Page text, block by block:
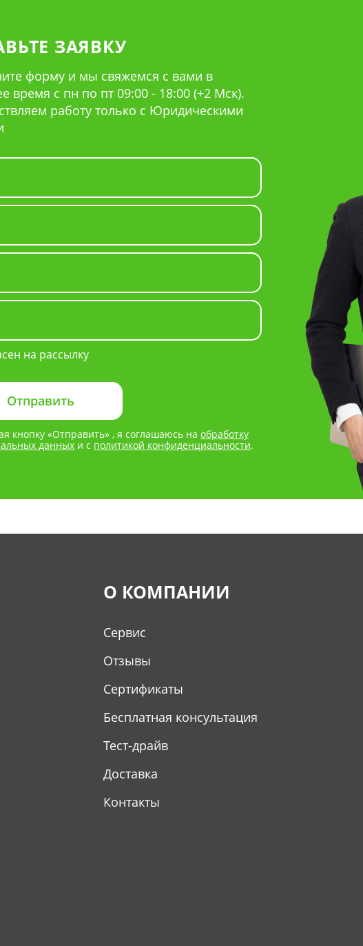
ЗАЯВКУ
форму и мы свяжемся с вами в
время с пн по пт 09:00 - 18:00 (+2 Мск).
работу только с Юридическими
на рассылку
кнопку «Отправить» , я соглашаюсь на обработку
данных и с политикой конфиденциальности.
О КОМПАНИИ
Сервис
Отзывы
Сертификаты
Бесплатная консультация
Тест-драйв
Доставка
Контакты